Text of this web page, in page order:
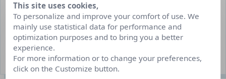
Murol
Du 01/07 au 30/08/2026
3 poste(s) à pourvoir
This site uses cookies,
To personalize and improve your comfort of use. We
mainly use statistical data for performance and
optimization purposes and to bring you a better
experience.
For more information or to change your preferences,
click on the Customize button.